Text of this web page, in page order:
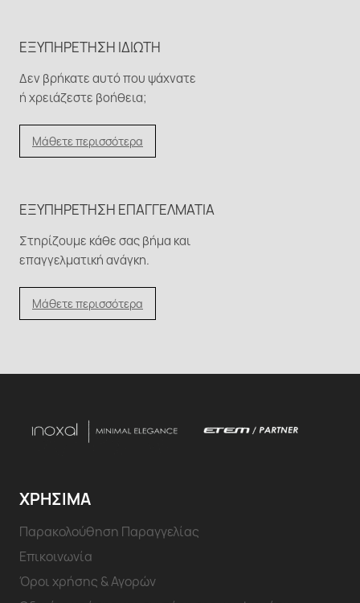
ΕΞΥΠΗΡΈΤΗΣΗ ΙΔΙΏΤΗ
Δεν βρήκατε αυτό που ψάχνατε
ή χρειάζεστε βοήθεια;
Μάθετε περισσότερα
ΕΞΥΠΗΡΈΤΗΣΗ ΕΠΑΓΓΕΛΜΑΤΊΑ
Στηρίζουμε κάθε σας βήμα και
επαγγελματική ανάγκη.
Μάθετε περισσότερα
ΧΡΗΣΙΜΑ
Παρακολούθηση Παραγγελίας
Επικοινωνία
Όροι χρήσης & Αγορών